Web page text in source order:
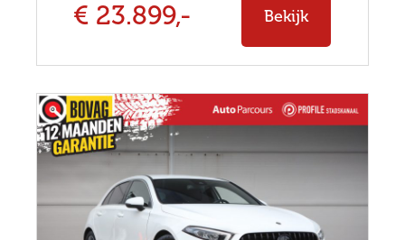
€ 23.899,- Bekijk